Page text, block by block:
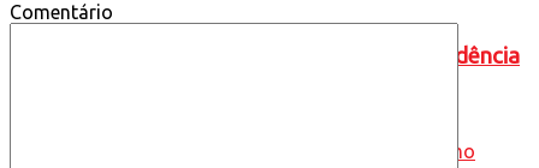
PT oficializa candidatura de Lula à Presidência
Comentário